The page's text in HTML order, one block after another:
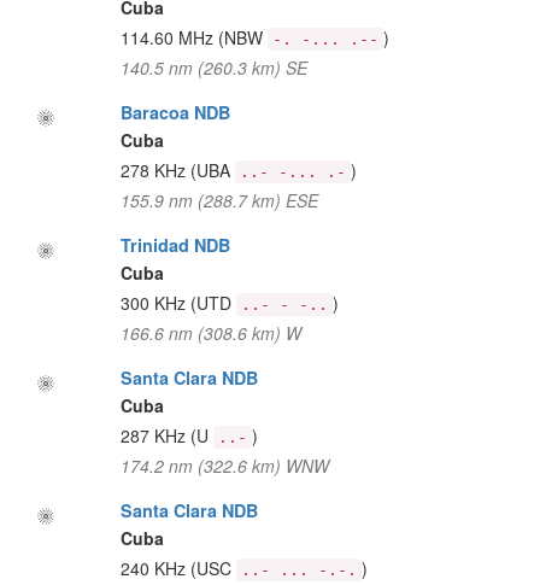
Cuba
114.60 MHz (NBW -. -... .-- )
140.5 nm (260.3 km) SE
Baracoa NDB
Cuba
278 KHz (UBA ..- -... .- )
155.9 nm (288.7 km) ESE
Trinidad NDB
Cuba
300 KHz (UTD ..- - -.. )
166.6 nm (308.6 km) W
Santa Clara NDB
Cuba
287 KHz (U ..- )
174.2 nm (322.6 km) WNW
Santa Clara NDB
Cuba
240 KHz (USC ..- ... -.-. )